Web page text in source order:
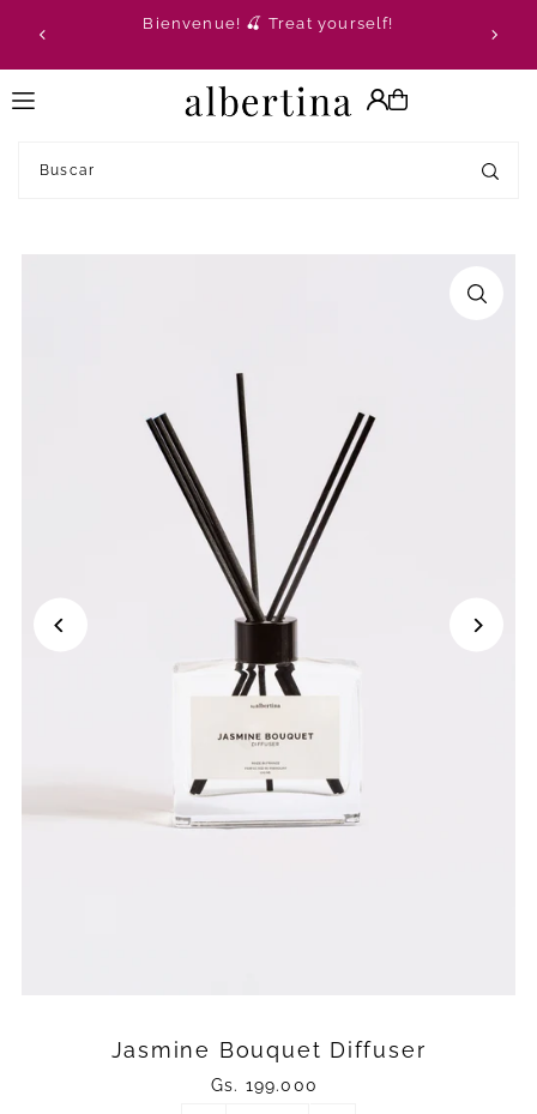
Translation missing: es.accessibility.skip_to_text
Bienvenue! 🍒 Treat yourself!
Jasmine Bouquet Diffuser
Gs. 199.000